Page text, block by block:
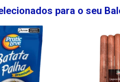
para o seu